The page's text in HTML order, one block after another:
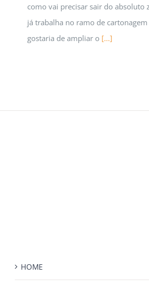
como vai precisar sair do absoluto
já trabalha no ramo de
gostaria de ampliar o [...]
HOME